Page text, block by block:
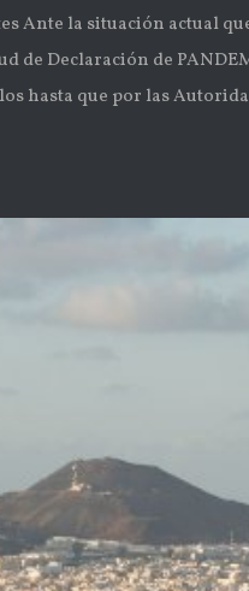
Ante la situación actual
de Declaración de
hasta que por las